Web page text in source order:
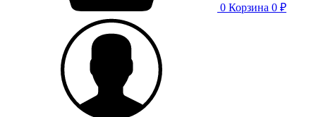
0 Корзина 0 ₽